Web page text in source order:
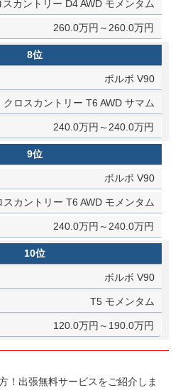
スカントリー D4 AWD モメンタム
260.0万円～260.0万円
8位
ボルボ V90
クロスカントリー T6 AWD サマム
240.0万円～240.0万円
9位
ボルボ V90
スカントリー T6 AWD モメンタム
240.0万円～240.0万円
10位
ボルボ V90
T5 モメンタム
120.0万円～190.0万円
！出張無料サービスをご紹介しま